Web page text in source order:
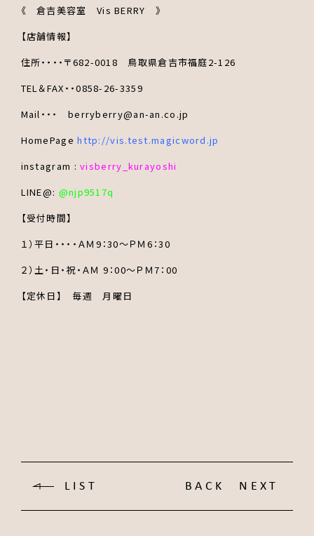
《 倉吉美容室 Vis BERRY 》
【店舗情報】
住所・・・・〒682-0018 鳥取県倉吉市福庭2-126
TEL＆FAX・・0858-26-3359
Mail・・・ berryberry@an-an.co.jp
HomePagehttp://vis.test.magicword.jp
instagram :visberry_kurayoshi
LINE@: @njp9517q
【受付時間】
１）平日・・・・ＡＭ9：30～ＰＭ6：30
２）土・日・祝・ＡＭ 9：00～ＰＭ7：00
【定休日】 毎週 月曜日
LIST BACK NEXT